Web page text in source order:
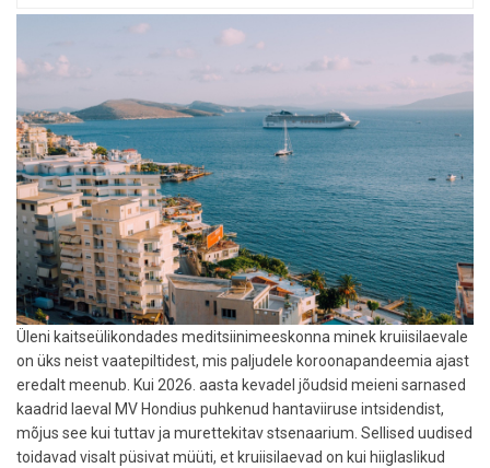
Üleni kaitseülikondades meditsiinimeeskonna minek kruiisilaevale
on üks neist vaatepiltidest, mis paljudele koroonapandeemia ajast
eredalt meenub. Kui 2026. aasta kevadel jõudsid meieni sarnased
kaadrid laeval MV Hondius puhkenud hantaviiruse intsidendist,
mõjus see kui tuttav ja murettekitav stsenaarium. Sellised uudised
toidavad visalt püsivat müüti, et kruiisilaevad on kui hiiglaslikud